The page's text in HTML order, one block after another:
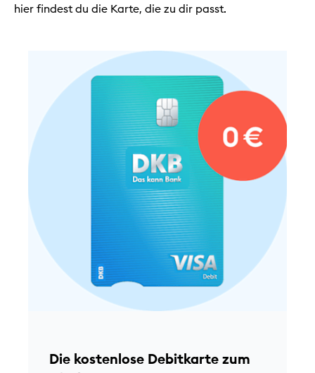
hier findest du die Karte, die zu dir passt.
Die kostenlose Debitkarte zum